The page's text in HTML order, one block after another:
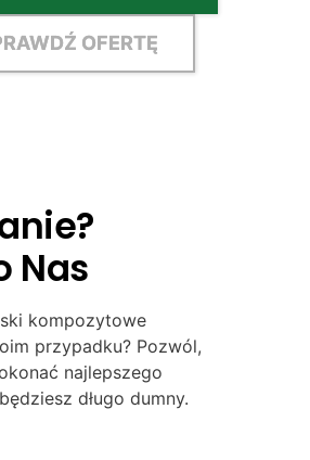
OFERTĘ
Nas
kompozytowe
przypadku? Pozwól,
najlepszego
długo dumny.